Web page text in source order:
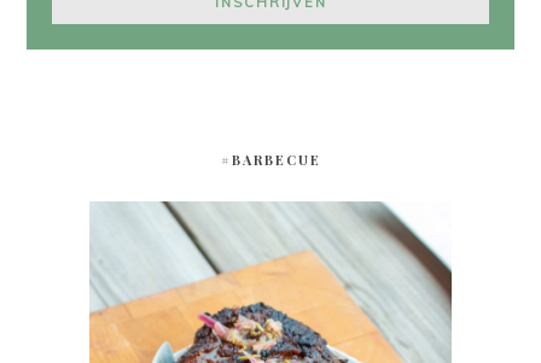
#BARBECUE